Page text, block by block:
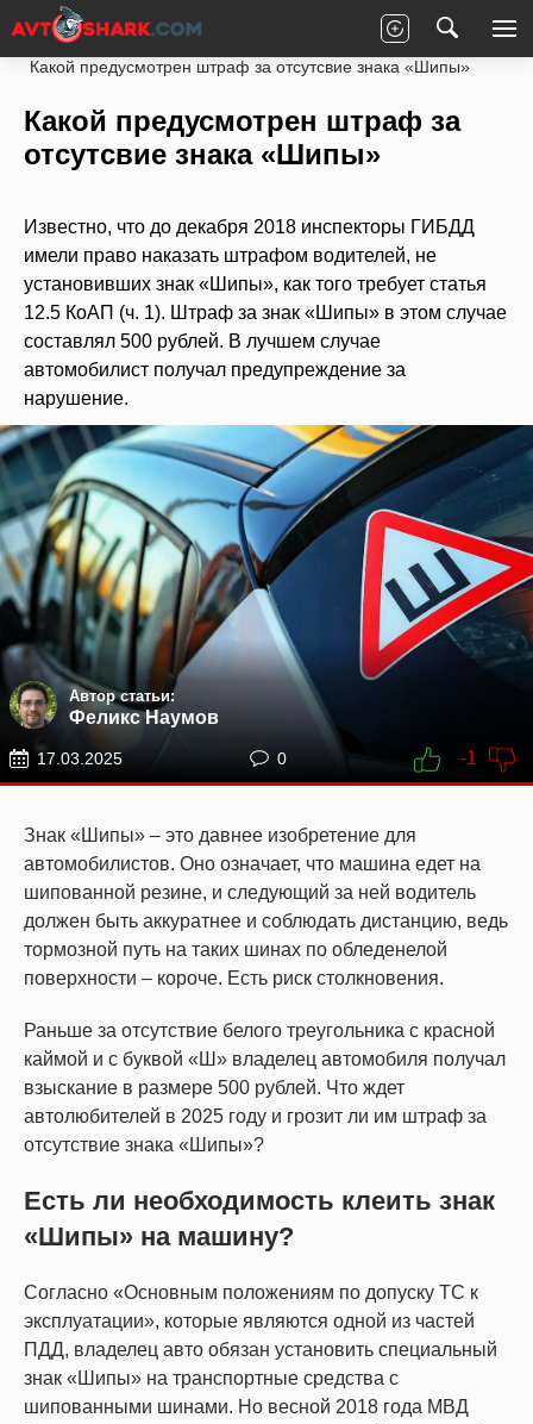
Главная Законы
Штрафы ГИБДД
Какой предусмотрен штраф за отсутсвие знака «Шипы»
Какой предусмотрен штраф за
отсутсвие знака «Шипы»
Известно, что до декабря 2018 инспекторы ГИБДД
имели право наказать штрафом водителей, не
установивших знак «Шипы», как того требует статья
12.5 КоАП (ч. 1). Штраф за знак «Шипы» в этом случае
составлял 500 рублей. В лучшем случае
автомобилист получал предупреждение за
нарушение.
Автор статьи:
Феликс Наумов
17.03.2025 0 -1
Знак «Шипы» – это давнее изобретение для
автомобилистов. Оно означает, что машина едет на
шипованной резине, и следующий за ней водитель
должен быть аккуратнее и соблюдать дистанцию, ведь
тормозной путь на таких шинах по обледенелой
поверхности – короче. Есть риск столкновения.
Раньше за отсутствие белого треугольника с красной
каймой и с буквой «Ш» владелец автомобиля получал
взыскание в размере 500 рублей. Что ждет
автолюбителей в 2025 году и грозит ли им штраф за
отсутствие знака «Шипы»?
Есть ли необходимость клеить знак
«Шипы» на машину?
Согласно «Основным положениям по допуску ТС к
эксплуатации», которые являются одной из частей
ПДД, владелец авто обязан установить специальный
знак «Шипы» на транспортные средства с
шипованными шинами. Но весной 2018 года МВД